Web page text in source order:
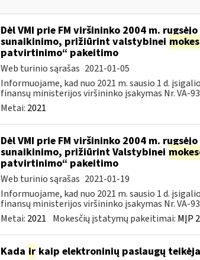
Dėl VMI prie FM viršininko 2004 m. rugsėjo
sunaikinimo, prižiūrint valstybinei
patvirtinimo“ pakeitimo
Web turinio sąrašas 2021-01-05
Informuojame, kad nuo 2021 m. sausio 1 d.
finansų ministerijos viršininko įsakymas Nr. VA-93
Metai: 2021
Dėl VMI prie FM viršininko 2004 m. rugsėjo
sunaikinimo, prižiūrint Valstybinei
patvirtinimo“ pakeitimo
Web turinio sąrašas 2021-01-19
Informuojame, kad nuo 2021 m. sausio 1 d.
finansų ministerijos viršininko įsakymas Nr. VA-93
Metai: 2021 Mokesčių įstatymų pakeitimai: MĮP
Kada irkaip elektroninių paslaugų